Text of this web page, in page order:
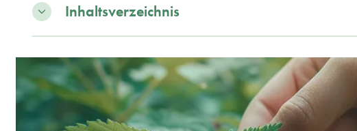
Inhaltsverzeichnis